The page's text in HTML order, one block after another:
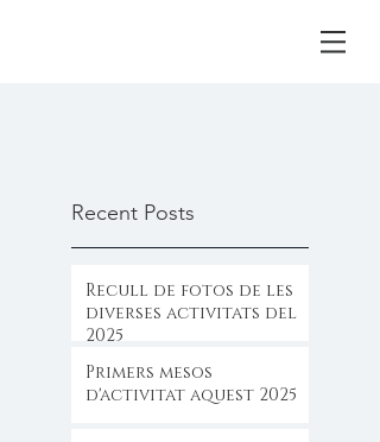
Recent Posts
Recull de fotos de les
diverses activitats del
2025
Primers mesos
d'activitat aquest 2025